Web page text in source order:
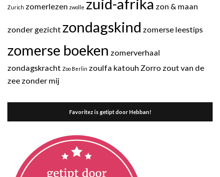
Zurich zomerlezen zwolle zuid-afrika zon & maan
zonder gezicht zondagskind zomerse leestips
zomerse boeken zomerverhaal
zondagskracht Zoo Berlin zoulfa katouh Zorro zout van de
zee zonder mij
Favoritez is getipt door Hebban!